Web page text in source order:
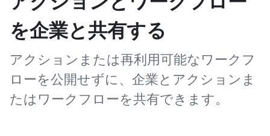
を企業と共有する
アクションまたは再利用可能なワークフ
ローを公開せずに、企業とアクションま
たはワークフローを共有できます。